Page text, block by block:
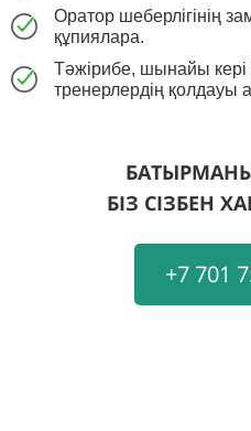
Оратор шеберлігінің
құпиялара.
Тәжірибе, шынайы
тренерлердің қолдауы
БІЗ СІЗБЕН
+7 701